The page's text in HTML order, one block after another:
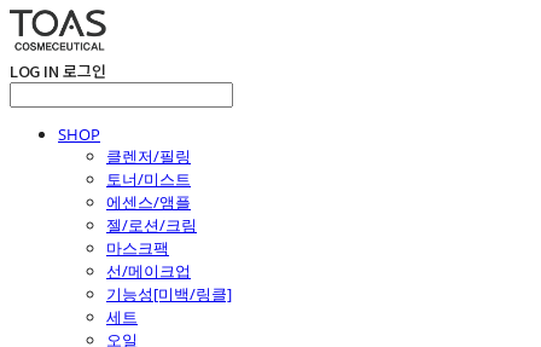
LOG IN 로그인
SHOP
클렌저/필링
토너/미스트
에센스/앰플
젤/로션/크림
마스크팩
선/메이크업
기능성[미백/링클]
세트
오일